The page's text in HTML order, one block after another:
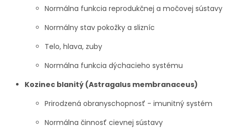
Normálna funkcia reprodukčnej a močovej sústavy
Normálny stav pokožky a slizníc
Telo, hlava, zuby
Normálna funkcia dýchacieho systému
Kozinec blanitý (Astragalus membranaceus)
Prirodzená obranyschopnosť - imunitný systém
Normálna činnosť cievnej sústavy